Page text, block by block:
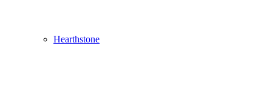
Hearthstone